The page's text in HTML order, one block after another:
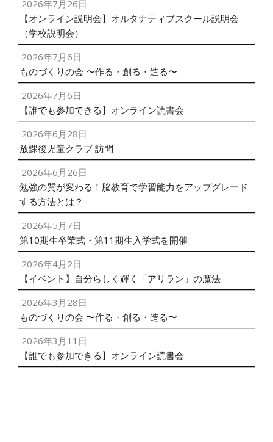
2026年7月26日
【オンライン説明会】オルタナティブスクール説明会
（学校説明会）
2026年7月6日
ものづくりの会 〜作る・創る・造る〜
2026年7月6日
【誰でも参加できる】オンライン読書会
2026年6月28日
放課後児童クラブ 訪問
2026年6月26日
勉強の質が変わる！脳教育で学習能力をアップグレード
する方法とは？
2026年5月7日
第10期生卒業式・第11期生入学式を開催
2026年4月2日
【イベント】自分らしく輝く「アリラン」の魔法
2026年3月28日
ものづくりの会 〜作る・創る・造る〜
2026年3月11日
【誰でも参加できる】オンライン読書会